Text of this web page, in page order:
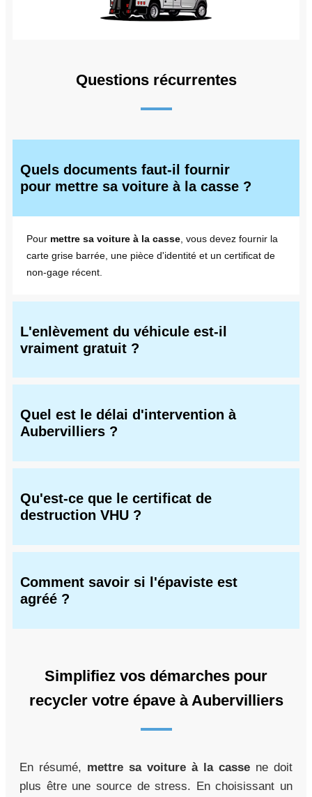
Questions récurrentes
Quels documents faut-il fournir
pour mettre sa voiture à la casse ?
Pour mettre sa voiture à la casse , vous devez fournir la
carte grise barrée, une pièce d'identité et un certificat de
non-gage récent.
L'enlèvement du véhicule est-il
vraiment gratuit ?
Quel est le délai d'intervention à
Aubervilliers ?
Qu'est-ce que le certificat de
destruction VHU ?
Comment savoir si l'épaviste est
agréé ?
Simplifiez vos démarches pour
recycler votre épave à Aubervilliers
En résumé, mettre sa voiture à la casse ne doit
plus être une source de stress. En choisissant un